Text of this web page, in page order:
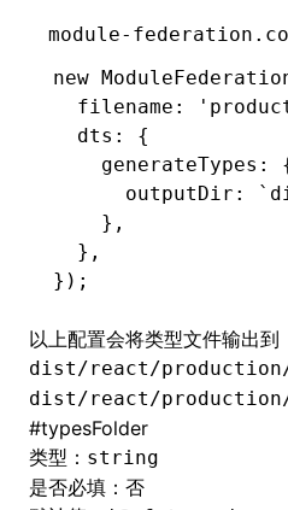
module-
new
  filename
:
  dts
:
{
    generateTypes
:
      outputDir
:
    }
,
  }
,
});
以上配置会将类型文件输出到
dist/react/production/
dist/react/production/
#typesFolder
类型： string
是否必填：否